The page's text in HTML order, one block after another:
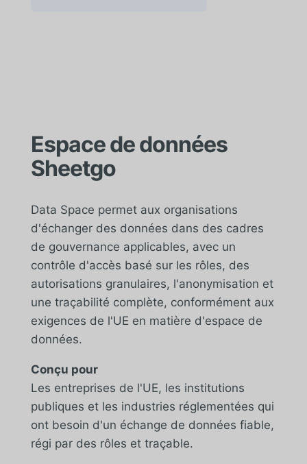
Espace de données
Sheetgo
Data Space permet aux organisations
d'échanger des données dans des cadres
de gouvernance applicables, avec un
contrôle d'accès basé sur les rôles, des
autorisations granulaires, l'anonymisation et
une traçabilité complète, conformément aux
exigences de l'UE en matière d'espace de
données.
Conçu pour
Les entreprises de l'UE, les institutions
publiques et les industries réglementées qui
ont besoin d'un échange de données fiable,
régi par des rôles et traçable.